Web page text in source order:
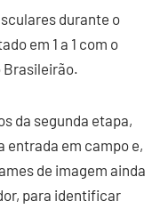
durante o
em 1 a 1 com o
Brasileirão.
da segunda etapa,
entrada em campo e,
de imagem ainda
para identificar